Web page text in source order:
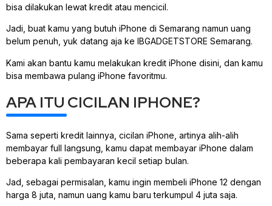
bisa dilakukan lewat kredit atau mencicil.
Jadi, buat kamu yang butuh iPhone di Semarang namun uang
belum penuh, yuk datang aja ke IBGADGETSTORE Semarang.
Kami akan bantu kamu melakukan kredit iPhone disini, dan kamu
bisa membawa pulang iPhone favoritmu.
APA ITU CICILAN IPHONE?
Sama seperti kredit lainnya, cicilan iPhone, artinya alih-alih
membayar full langsung, kamu dapat membayar iPhone dalam
beberapa kali pembayaran kecil setiap bulan.
Jad, sebagai permisalan, kamu ingin membeli iPhone 12 dengan
harga 8 juta, namun uang kamu baru terkumpul 4 juta saja.